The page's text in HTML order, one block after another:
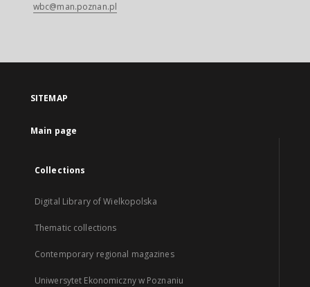
wbc@man.poznan.pl
SITEMAP
Main page
Collections
Digital Library of Wielkopolska
Thematic collections
Contemporary regional magazines
Uniwersytet Ekonomiczny w Poznaniu